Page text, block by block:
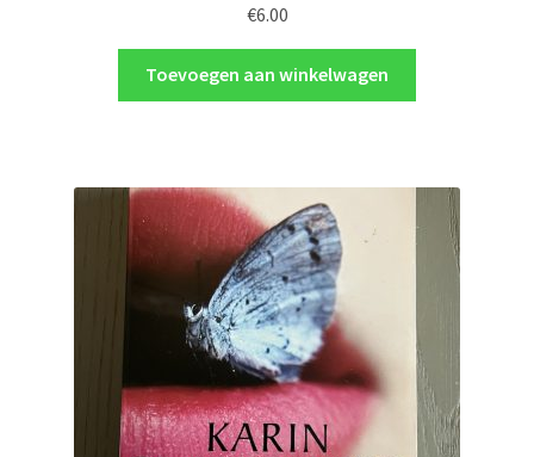
€6.00
Toevoegen aan winkelwagen